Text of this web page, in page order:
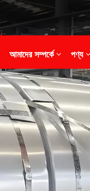
আমাদের সম্পর্কে পণ্য